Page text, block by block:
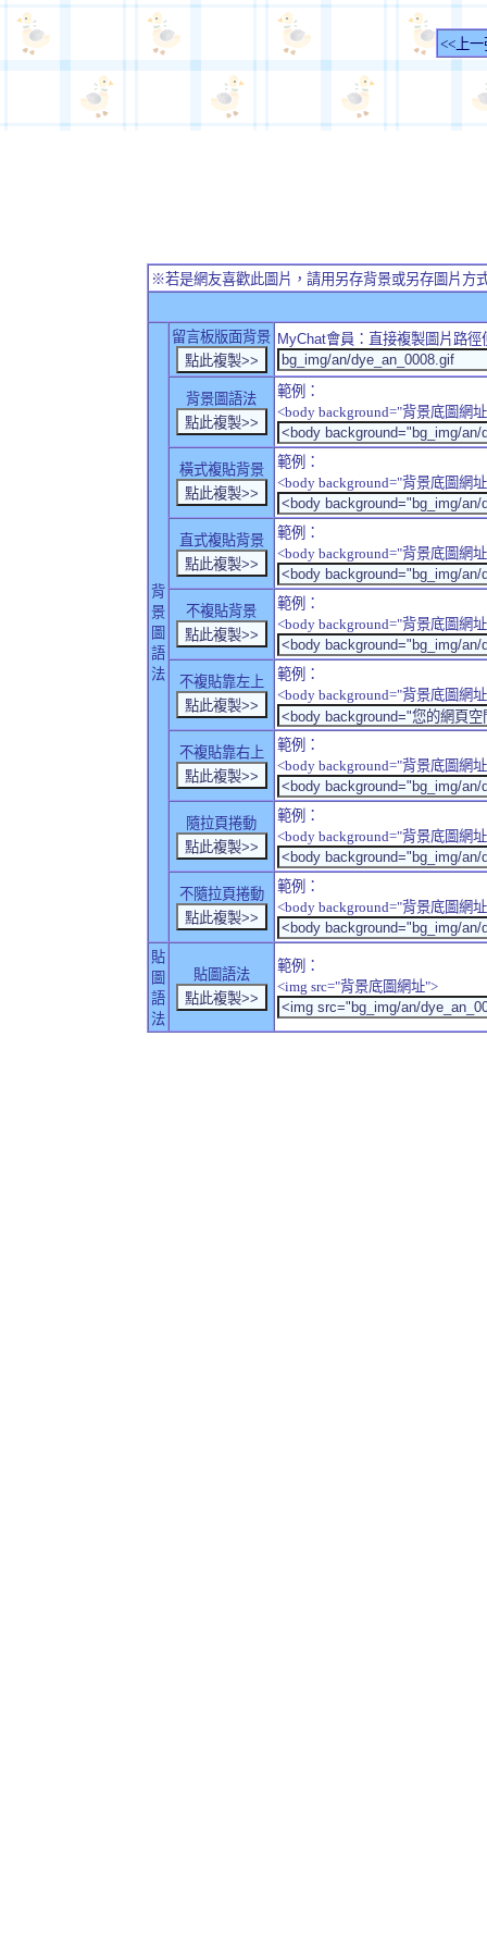
<<上一
※若是網友喜歡此圖片，請用另存背景或另存圖片方
背
景
圖
語
法
留言板版面背景 MyChat會員：直接複製圖片路
背景圖語法
範例：
<body background="背景底圖網
橫式複貼背景
範例：
<body background="背景底圖網
直式複貼背景
範例：
<body background="背景底圖網
不複貼背景
範例：
<body background="背景底圖網
不複貼靠左上
範例：
<body background="背景底圖網
不複貼靠右上
範例：
<body background="背景底圖網
隨拉頁捲動
範例：
<body background="背景底圖網
不隨拉頁捲動
範例：
<body background="背景底圖網
貼
圖
語
法
貼圖語法
範例：
<img src="背景底圖網址">